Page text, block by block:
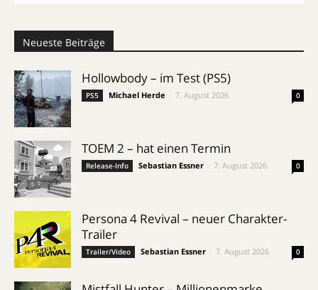
Neueste Beiträge
Hollowbody – im Test (PS5)
PS5 Michael Herde 7. August 2026 0
TOEM 2 – hat einen Termin
Release-Info Sebastian Essner 7. August 2026 0
Persona 4 Revival – neuer Charakter-
Trailer
Trailer/Video Sebastian Essner 7. August 2026 0